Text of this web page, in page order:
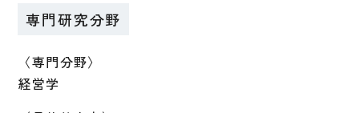
専門研究分野
〈専門分野〉
経営学